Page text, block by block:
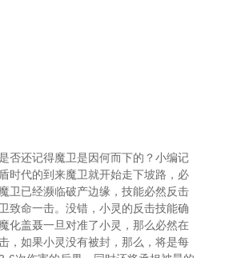
否还记得魔卫是因何而下的？小编记
时代的到来魔卫就开始走下坡路，必
卫已经濒临破产边缘，技能必然反击
致命一击。没错，小灵的反击技能确
化盖聂一旦对准了小灵，那么必然在
，如果小灵没有被封，那么，将是每